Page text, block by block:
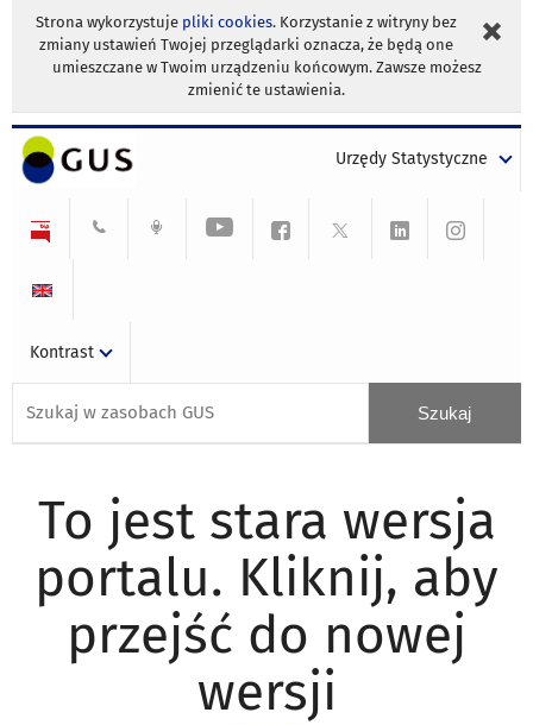
Strona wykorzystuje pliki cookies. Korzystanie z witryny bez
zmiany ustawień Twojej przeglądarki oznacza, że będą one
umieszczane w Twoim urządzeniu końcowym. Zawsze możesz
zmienić te ustawienia.
Urzędy Statystyczne
Kontrast
To jest stara wersja
portalu. Kliknij, aby
przejść do nowej
wersji